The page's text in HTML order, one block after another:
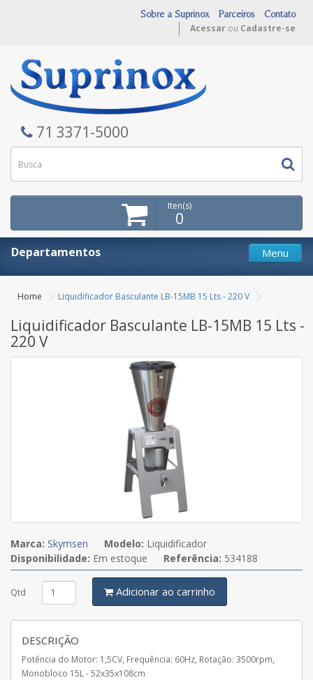
Sobre a Suprinox Parceiros Contato
Acessar ou Cadastre-se
71 3371-5000
Iten(s)
0
Departamentos Menu
Home Liquidificador Basculante LB-15MB 15 Lts - 220 V
Liquidificador Basculante LB-15MB 15 Lts -
220 V
Marca: Skymsen Modelo: Liquidificador
Disponibilidade: Em estoque Referência: 534188
Qtd Adicionar ao carrinho
DESCRIÇÃO
Potência do Motor: 1,5CV, Frequência: 60Hz, Rotação: 3500rpm,
Monobloco 15L - 52x35x108cm